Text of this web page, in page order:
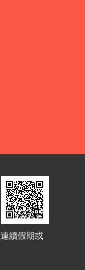
續假期或